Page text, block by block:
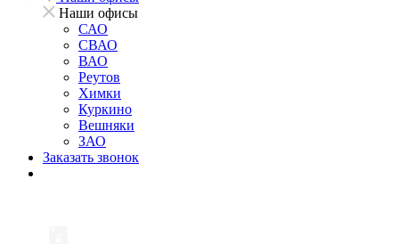
Наши офисы
САО
СВАО
ВАО
Реутов
Химки
Куркино
Вешняки
ЗАО
Заказать звонок